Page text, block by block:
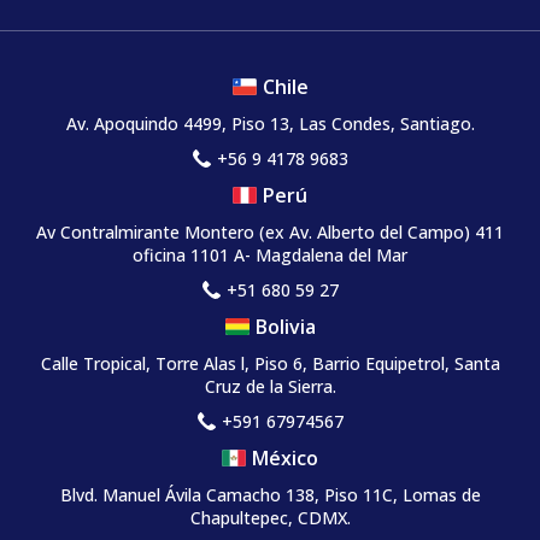
Chile
Av. Apoquindo 4499, Piso 13, Las Condes, Santiago.
+56 9 4178 9683
Perú
Av Contralmirante Montero (ex Av. Alberto del Campo) 411
oficina 1101 A- Magdalena del Mar
+51 680 59 27
Bolivia
Calle Tropical, Torre Alas l, Piso 6, Barrio Equipetrol, Santa
Cruz de la Sierra.
+591 67974567
México
Blvd. Manuel Ávila Camacho 138, Piso 11C, Lomas de
Chapultepec, CDMX.